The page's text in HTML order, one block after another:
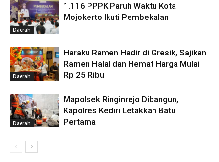
Daerah
1.116 PPPK Paruh Waktu Kota
Mojokerto Ikuti Pembekalan
Daerah
Haraku Ramen Hadir di Gresik, Sajikan
Ramen Halal dan Hemat Harga Mulai
Rp 25 Ribu
Daerah
Mapolsek Ringinrejo Dibangun,
Kapolres Kediri Letakkan Batu
Pertama